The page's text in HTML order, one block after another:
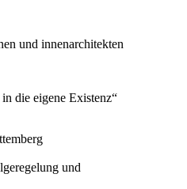
und innenarchitekten
die eigene Existenz“
und